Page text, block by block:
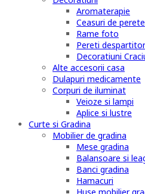
Aromaterapie
Ceasuri de perete
Rame foto
Pereti
Decoratiuni
Alte accesorii casa
Dulapuri medicamente
Corpuri de iluminat
Veioze si lampi
Aplice si lustre
Curte si Gradina
Mobilier de gradina
Mese gradina
Balansoare si
Banci gradina
Hamacuri